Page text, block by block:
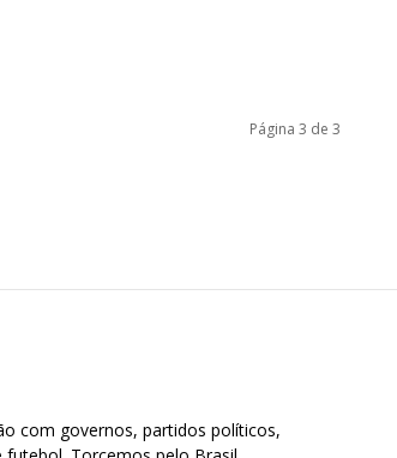
Página 3 de 3
com governos, partidos políticos,